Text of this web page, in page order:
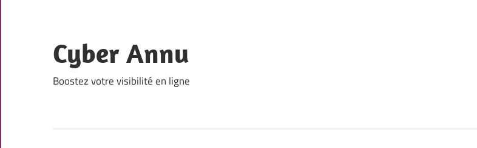
content
Cyber Annu
Boostez votre visibilité en ligne